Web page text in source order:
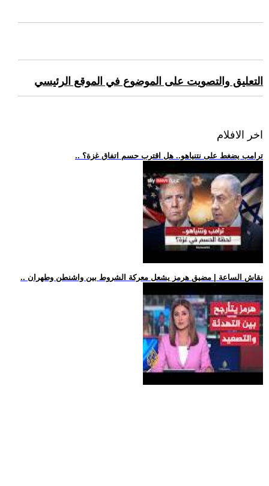
التعليق والتصويت على الموضوع في الموقع الرئيسي
اخر الافلام
.. ترامب يضغط على نتنياهو.. هل اقترب حسم اتفاق غزة؟
.. نقاش الساعة | مضيق هرمز يشعل معركة الشروط بين واشنطن وطهران